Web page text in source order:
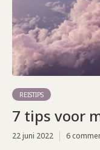
REISTIPS
7 tips voor
22 juni 2022 6